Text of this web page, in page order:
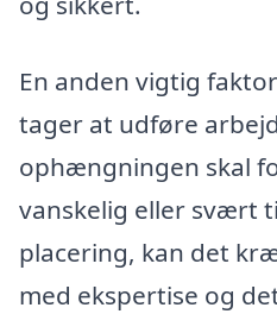
En anden vigtig
tager at udføre
ophængningen skal
vanskelig eller svært
placering, kan det
med ekspertise og